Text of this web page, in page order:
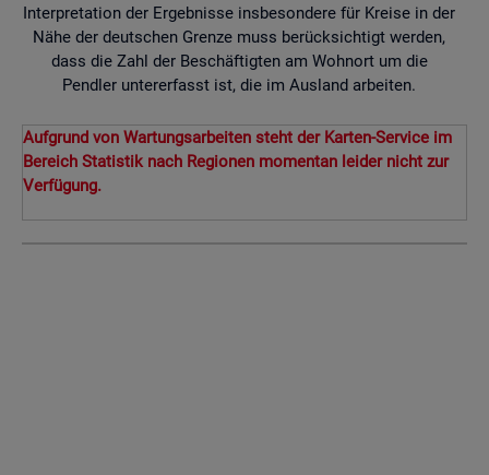
Interpretation der Ergebnisse insbesondere für Kreise in der
Nähe der deutschen Grenze muss berücksichtigt werden,
dass die Zahl der Beschäftigten am Wohnort um die
Pendler untererfasst ist, die im Ausland arbeiten.
Aufgrund von Wartungsarbeiten steht der Karten-Service im
Bereich Statistik nach Regionen momentan leider nicht zur
Verfügung.